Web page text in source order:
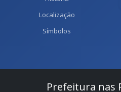
Localização
Símbolos
Prefeitura nas